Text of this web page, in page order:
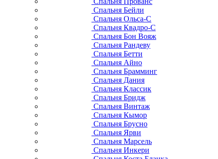
Спальня Бейли
Спальня Ольса-С
Спальня Квадро-С
Спальня Бон Вояж
Спальня Рандеву
Спальня Бетти
Спальня Айно
Спальня Брамминг
Спальня Дания
Спальня Классик
Спальня Бридж
Спальня Винтаж
Спальня Кымор
Спальня Брусно
Спальня Ярви
Спальня Марсель
Спальня Инкери